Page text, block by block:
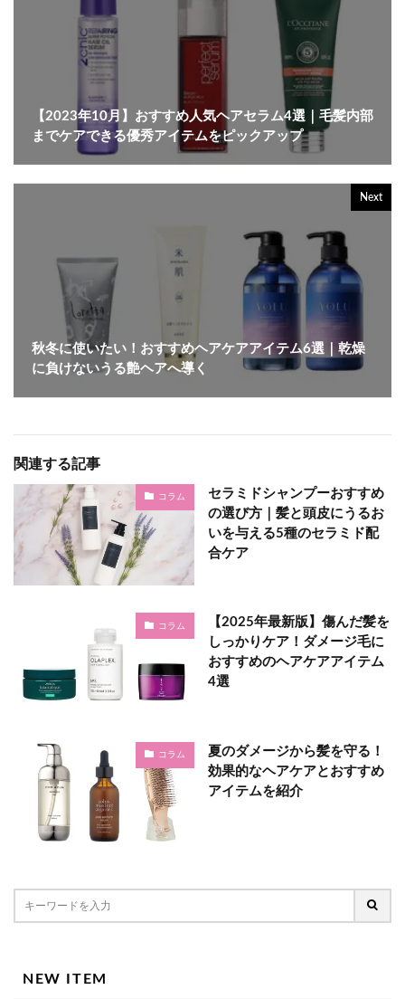
【2023年10月】おすすめ人気ヘアセラム4選｜毛髪内部
までケアできる優秀アイテムをピックアップ
Next
秋冬に使いたい！おすすめヘアケアアイテム6選｜乾燥
に負けないうる艶ヘアへ導く
関連する記事
コラム
セラミドシャンプーおすすめ
の選び方｜髪と頭皮にうるお
いを与える5種のセラミド配
合ケア
コラム
【2025年最新版】傷んだ髪を
しっかりケア！ダメージ毛に
おすすめのヘアケアアイテム
4選
コラム
夏のダメージから髪を守る！
効果的なヘアケアとおすすめ
アイテムを紹介
NEW ITEM